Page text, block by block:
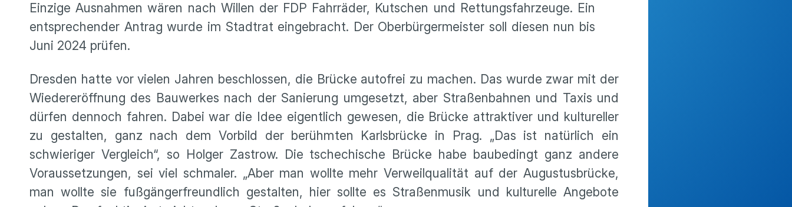
Einzige Ausnahmen wären nach Willen der FDP Fahrräder, Kutschen und Rettungsfahrzeuge. Ein
entsprechender Antrag wurde im Stadtrat eingebracht. Der Oberbürgermeister soll diesen nun bis
Juni 2024 prüfen.
Dresden hatte vor vielen Jahren beschlossen, die Brücke autofrei zu machen. Das wurde zwar mit der
Wiedereröffnung des Bauwerkes nach der Sanierung umgesetzt, aber Straßenbahnen und Taxis und
dürfen dennoch fahren. Dabei war die Idee eigentlich gewesen, die Brücke attraktiver und kultureller
zu gestalten, ganz nach dem Vorbild der berühmten Karlsbrücke in Prag. „Das ist natürlich ein
schwieriger Vergleich“, so Holger Zastrow. Die tschechische Brücke habe baubedingt ganz andere
Voraussetzungen, sei viel schmaler. „Aber man wollte mehr Verweilqualität auf der Augustusbrücke,
man wollte sie fußgängerfreundlich gestalten, hier sollte es Straßenmusik und kulturelle Angebote